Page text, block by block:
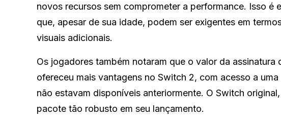
novos recursos sem comprometer a performance. Isso é
que, apesar de sua idade, podem ser exigentes em
visuais adicionais.
Os jogadores também notaram que o valor da assinatura
ofereceu mais vantagens no Switch 2, com acesso a
não estavam disponíveis anteriormente. O Switch
pacote tão robusto em seu lançamento.